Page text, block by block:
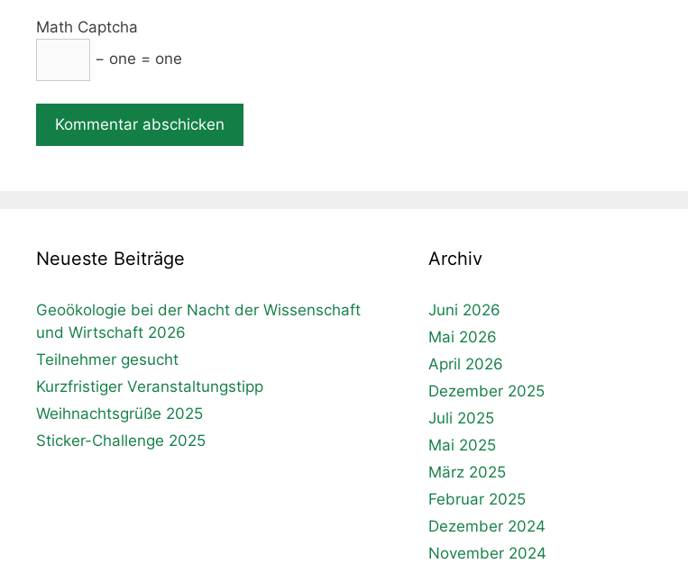
Math Captcha
− one = one
Neueste Beiträge
Geoökologie bei der Nacht der Wissenschaft
und Wirtschaft 2026
Teilnehmer gesucht
Kurzfristiger Veranstaltungstipp
Weihnachtsgrüße 2025
Sticker-Challenge 2025
Archiv
Juni 2026
Mai 2026
April 2026
Dezember 2025
Juli 2025
Mai 2025
März 2025
Februar 2025
Dezember 2024
November 2024